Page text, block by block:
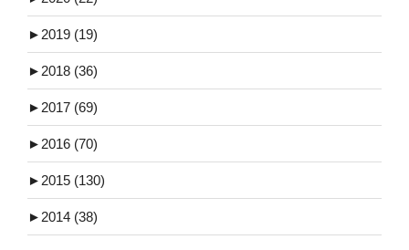
► 2019 (19)
► 2018 (36)
► 2017 (69)
► 2016 (70)
► 2015 (130)
► 2014 (38)